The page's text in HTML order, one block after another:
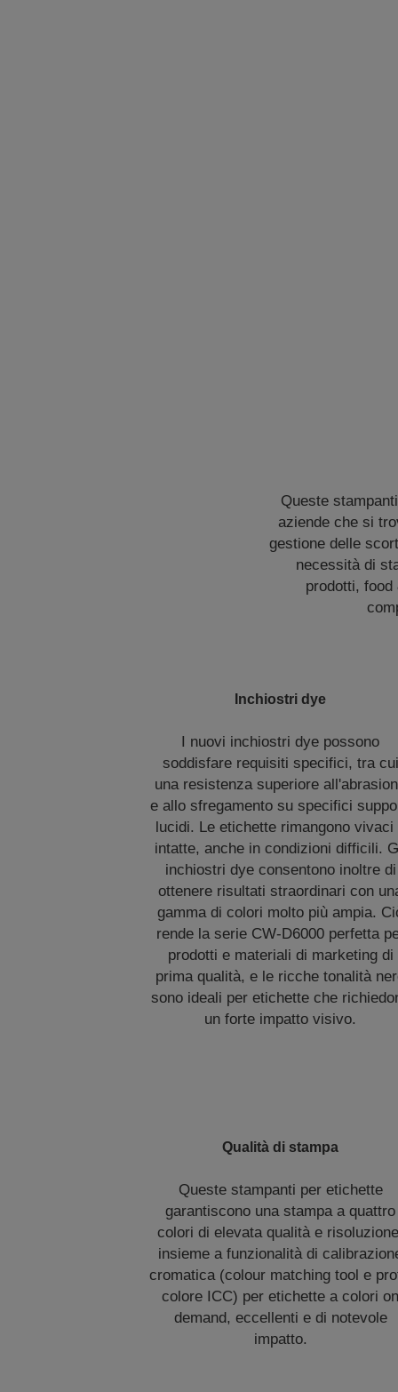
Queste
aziende che si
gestione delle
necessità di
prodotti,
Inchiostri dye
I nuovi inchiostri dye possono
soddisfare requisiti specifici, tra cui
una resistenza superiore
e allo sfregamento su specifici
lucidi. Le etichette rimangono vivaci
intatte, anche in condizioni difficili.
inchiostri dye consentono inoltre di
ottenere risultati straordinari con
gamma di colori molto più ampia.
rende la serie CW-D6000 perfetta
prodotti e materiali di marketing di
prima qualità, e le ricche tonalità
sono ideali per etichette che
un forte impatto visivo.
Qualità di stampa
Queste stampanti per etichette
garantiscono una stampa a quattro
colori di elevata qualità e
insieme a funzionalità di
cromatica (colour matching tool e
colore ICC) per etichette a colori
demand, eccellenti e di notevole
impatto.